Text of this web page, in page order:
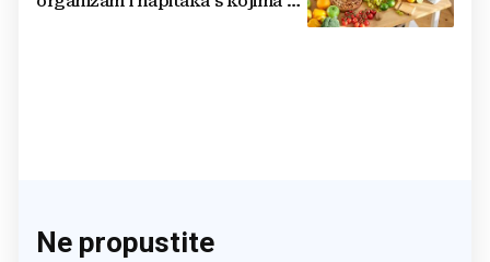
Ne propustite